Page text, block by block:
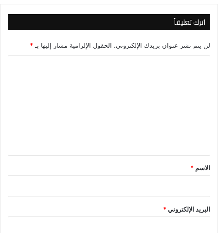
اترك تعليقاً
لن يتم نشر عنوان بريدك الإلكتروني. الحقول الإلزامية مشار إليها بـ*
*
الاسم *
البريد الإلكتروني*